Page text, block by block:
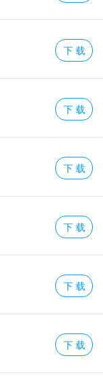
下 载
下 载
下 载
下 载
下 载
下 载